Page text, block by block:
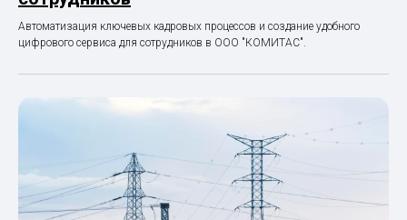
Автоматизация ключевых кадровых процессов и создание удобного
цифрового сервиса для сотрудников в ООО "КОМИТАС".